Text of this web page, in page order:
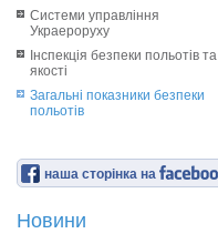
Системи управління
Украероруху
Інспекція безпеки польотів та
якості
Загальні показники безпеки
польотів
наша сторінка на
Новини